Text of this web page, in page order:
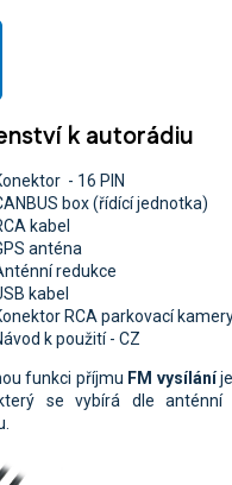
k autorádiu
- 16 PIN
box (řídící jednotka)
kabel
anténa
redukce
kabel
RCA parkovací
k použití - CZ
funkci příjmu FM vysílání
se vybírá dle anténní